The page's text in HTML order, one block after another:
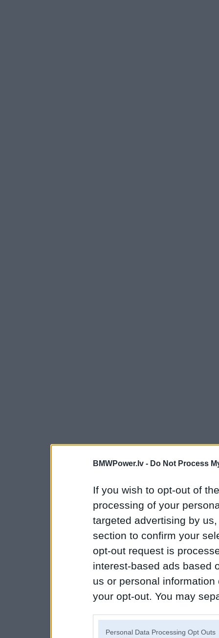
BMWPower.lv - Do Not Process
If you wish to opt-out of
processing of your
targeted advertising by
section to confirm your
opt-out request is
interest-based ads based
us or personal
your opt-out. You may
Personal Data Processing Opt Outs